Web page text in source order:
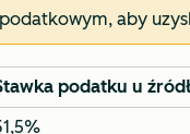
aby
podatku u